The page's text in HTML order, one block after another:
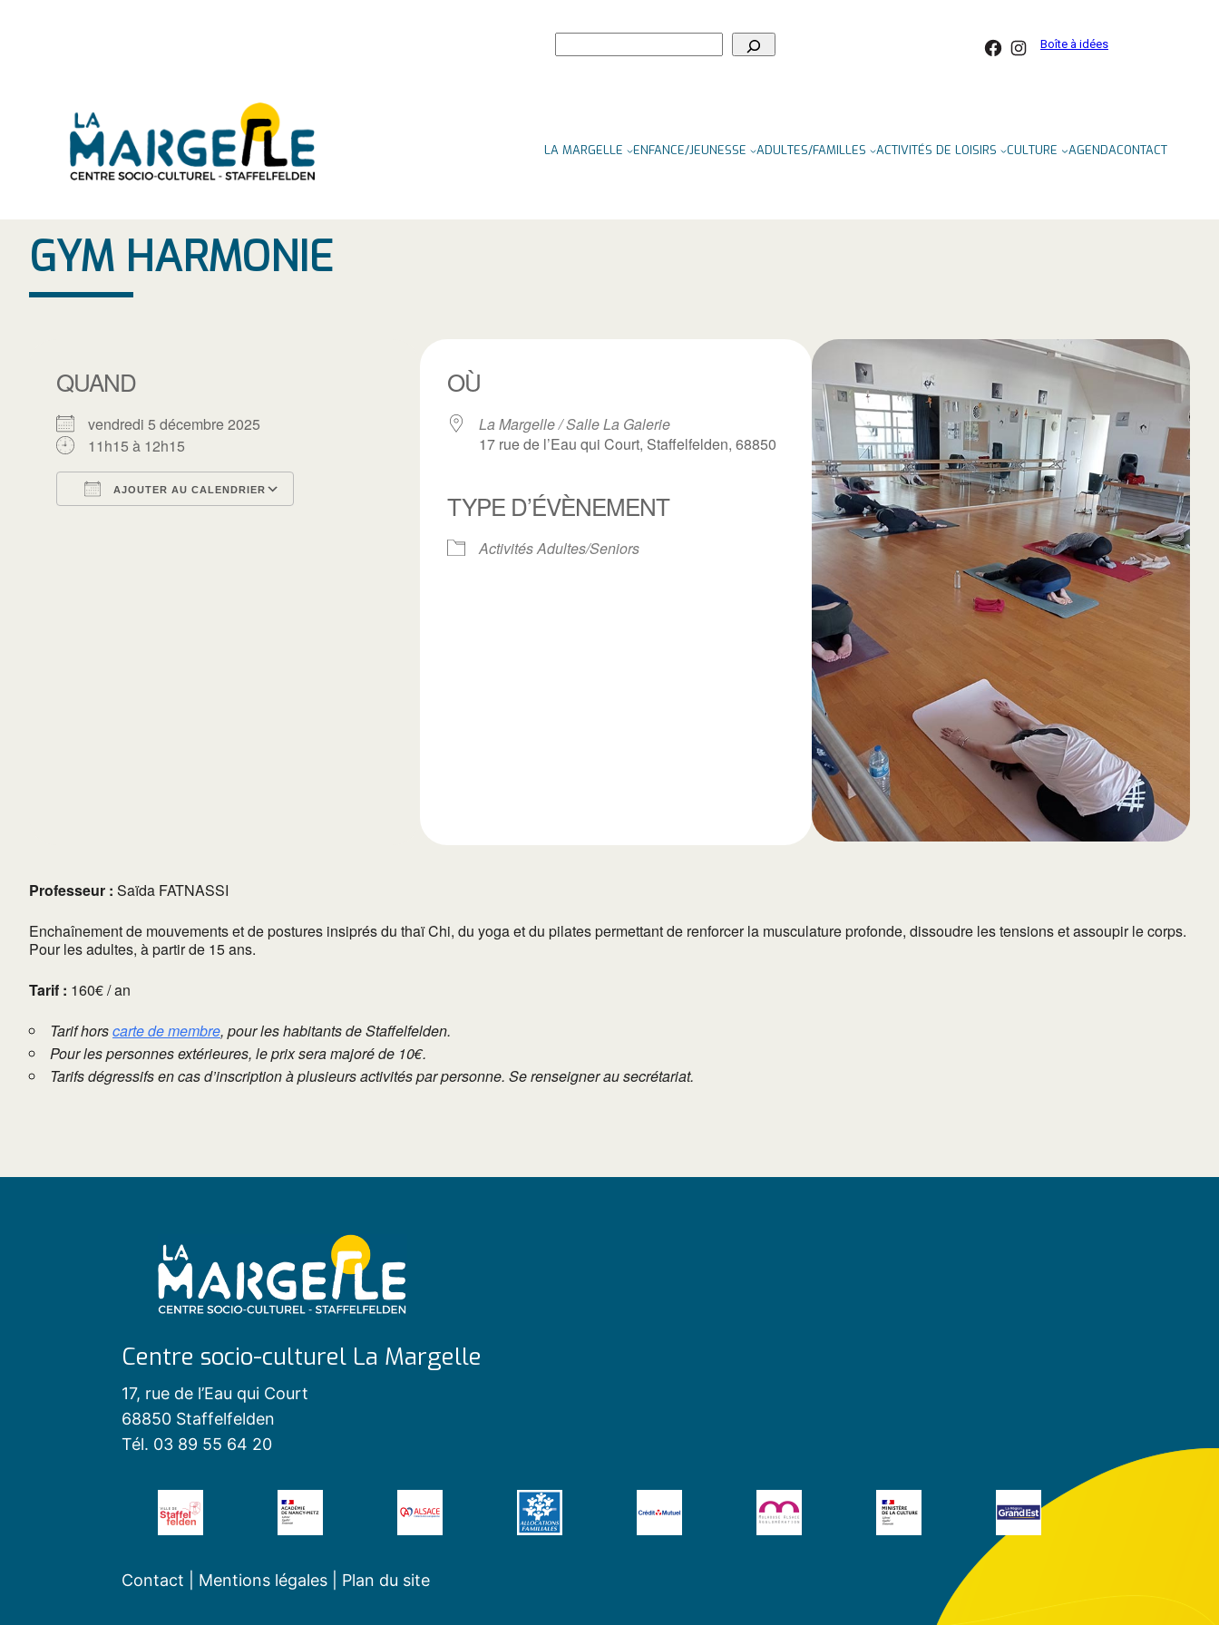
Facebook
Instagram
Boîte à idées
LA MARGELLE ENFANCE/JEUNESSE ADULTES/FAMILLES ACTIVITÉS DE LOISIRS CULTURE AGENDACONTACT
GYM HARMONIE
QUAND
vendredi 5 décembre 2025
11h15 à 12h15
AJOUTER AU CALENDRIER
iCalendar Office 365 Outlook Live
OÙ
La Margelle / Salle La Galerie
17 rue de l’Eau qui Court, Staffelfelden, 68850
TYPE D’ÉVÈNEMENT
Activités Adultes/Seniors
Professeur : Saïda FATNASSI
Enchaînement de mouvements et de postures insiprés du thaï Chi, du yoga et du pilates permettant de renforcer la musculature profonde, dissoudre les tensions et assoupir le corps.
Pour les adultes, à partir de 15 ans.
Tarif : 160€ / an
Tarif horscarte de membre, pour les habitants de Staffelfelden.
Pour les personnes extérieures, le prix sera majoré de 10€.
Tarifs dégressifs en cas d’inscription à plusieurs activités par personne. Se renseigner au secrétariat.
Centre socio-culturel La Margelle
17, rue de l’Eau qui Court
68850 Staffelfelden
Tél. 03 89 55 64 20
Contact Mentions légales Plan du site